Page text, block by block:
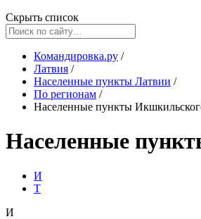
Скрыть список
Командировка.ру /
Латвия /
Населенные пункты Латвии /
По регионам /
Населенные пункты
Населенные
И
Т
И